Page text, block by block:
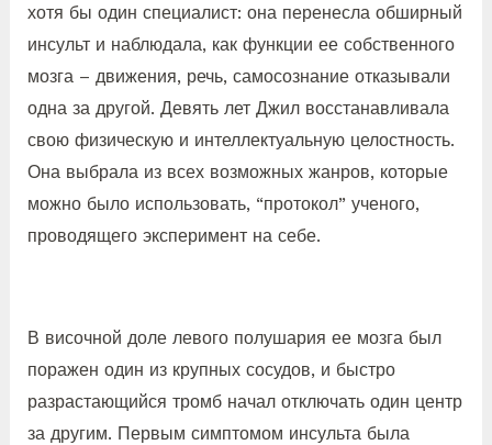
хотя бы один специалист: она перенесла обширный
инсульт и наблюдала, как функции ее собственного
мозга – движения, речь, самосознание отказывали
одна за другой. Девять лет Джил восстанавливала
свою физическую и интеллектуальную целостность.
Она выбрала из всех возможных жанров, которые
можно было использовать, “протокол” ученого,
проводящего эксперимент на себе.
В височной доле левого полушария ее мозга был
поражен один из крупных сосудов, и быстро
разрастающийся тромб начал отключать один центр
за другим. Первым симптомом инсульта была